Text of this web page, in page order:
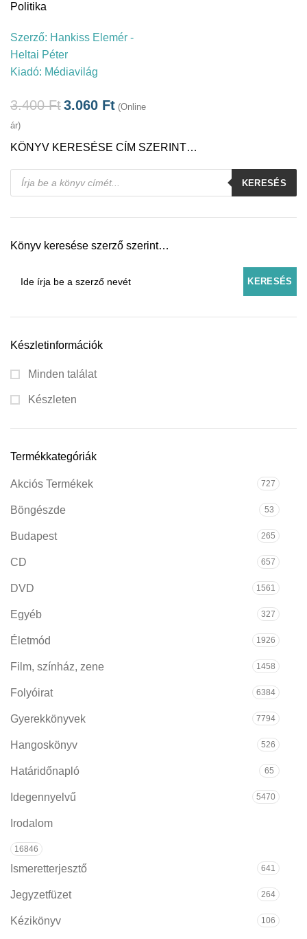
KÖNYV KERESÉSE CÍM SZERINT…
Products
search
KERESÉS
Könyv keresése szerző szerint…
Készletinformációk
Minden találat
Készleten
Termékkategóriák
Akciós Termékek 727
Böngészde 53
Budapest 265
CD 657
DVD 1561
Egyéb 327
Életmód 1926
Film, színház, zene 1458
Folyóirat 6384
Gyerekkönyvek 7794
Hangoskönyv 526
Határidőnapló 65
Idegennyelvű 5470
Irodalom
16846
Ismeretterjesztő 641
Jegyzetfüzet 264
Kézikönyv 106
Politika
Szerző: Hankiss Elemér -
Heltai Péter
Kiadó: Médiavilág
3.400Ft3.060 Ft (Online
ár)